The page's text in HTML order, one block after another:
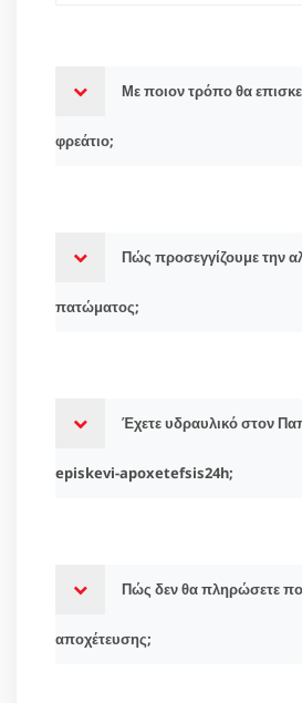
Με ποιον τρόπο θα
φρεάτιο;
Πώς προσεγγίζουμε την
πατώματος;
Έχετε υδραυλικό στον
episkevi-apoxetefsis24h;
Πώς δεν θα πληρώσετε
αποχέτευσης;